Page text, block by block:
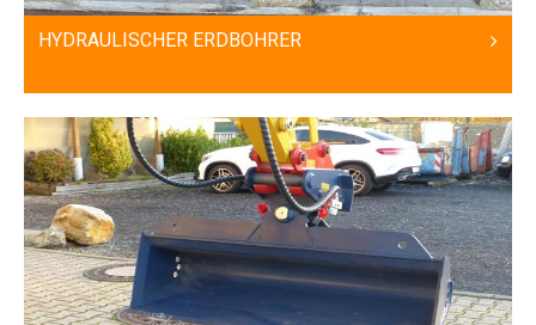
HYDRAULISCHER ERDBOHRER